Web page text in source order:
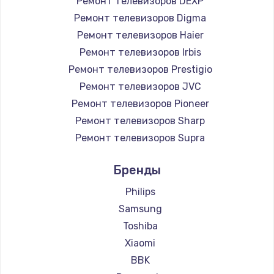
890 руб.
Заказать
Замена микросхемы NFC
1100 руб.
Заказать
Замена шим-контроллера
Заказать
Настройка Wi-Fi
1030 руб.
Заказать
Ремонт телевизоров Digma
Ремонт телевизоров Haier
Ремонт телевизоров Irbis
Ремонт телевизоров Prestigio
Ремонт телевизоров JVC
Ремонт телевизоров Pioneer
Ремонт телевизоров Sharp
Ремонт телевизоров Supra
Ремонт телевизоров Hisense
Ремонт телевизоров Daewoo
Ремонт телевизоров Centek
Ремонт телевизоров Telefunken
Ремонт телевизоров Hyundai
Ремонт телевизоров Doffler
Бренды
Philips
Samsung
Toshiba
Xiaomi
BBK